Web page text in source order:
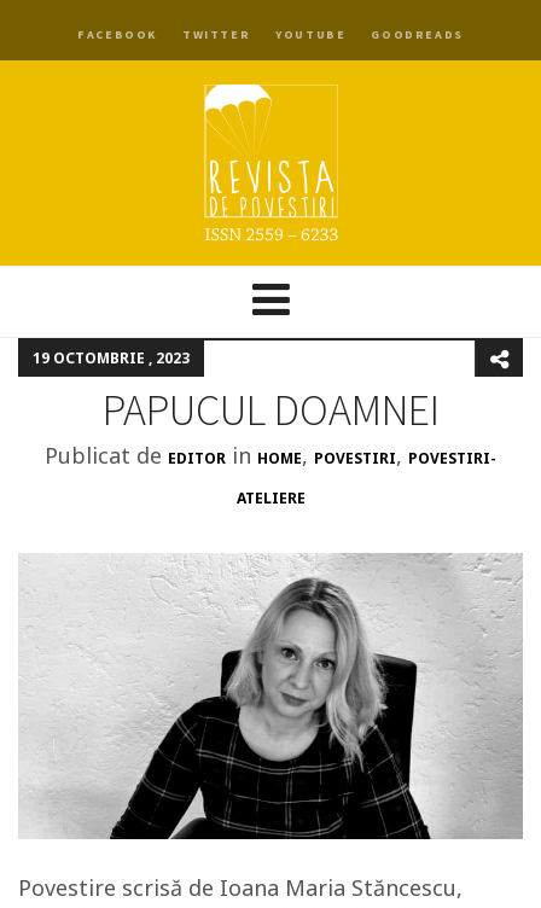
FACEBOOK TWITTER YOUTUBE GOODREADS
19 OCTOMBRIE , 2023
PAPUCUL DOAMNEI
Publicat de EDITOR in HOME, POVESTIRI, POVESTIRI-
ATELIERE
Povestire scrisă de Ioana Maria Stăncescu,